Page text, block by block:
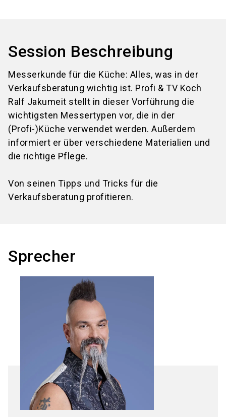
Session Beschreibung
Messerkunde für die Küche: Alles, was in der
Verkaufsberatung wichtig ist. Profi & TV Koch
Ralf Jakumeit stellt in dieser Vorführung die
wichtigsten Messertypen vor, die in der
(Profi-)Küche verwendet werden. Außerdem
informiert er über verschiedene Materialien und
die richtige Pflege.
Von seinen Tipps und Tricks für die
Verkaufsberatung profitieren.
Sprecher